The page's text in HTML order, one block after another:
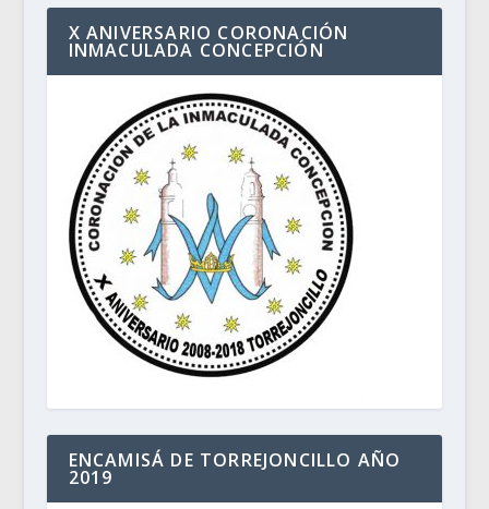
X ANIVERSARIO CORONACIÓN
INMACULADA CONCEPCIÓN
ENCAMISÁ DE TORREJONCILLO AÑO
2019